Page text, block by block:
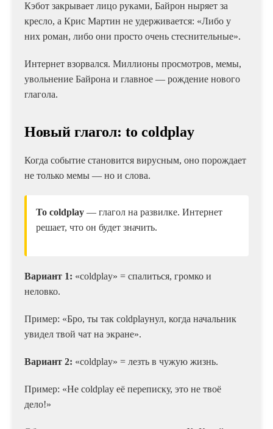
Кэбот закрывает лицо руками, Байрон ныряет за
кресло, а Крис Мартин не удерживается: «Либо у
них роман, либо они просто очень стеснительные».
Интернет взорвался. Миллионы просмотров, мемы,
увольнение Байрона и главное — рождение нового
глагола.
Новый глагол: to coldplay
Когда событие становится вирусным, оно порождает
не только мемы — но и слова.
To coldplay — глагол на развилке. Интернет
решает, что он будет значить.
Вариант 1: «coldplay» = спалиться, громко и
неловко.
Пример: «Бро, ты так coldplayнул, когда начальник
увидел твой чат на экране».
Вариант 2: «coldplay» = лезть в чужую жизнь.
Пример: «Не coldplay её переписку, это не твоё
дело!»